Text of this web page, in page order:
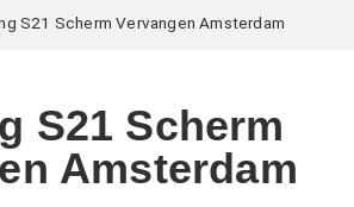
S21 Scherm Vervangen Amsterdam
S21 Scherm
Amsterdam